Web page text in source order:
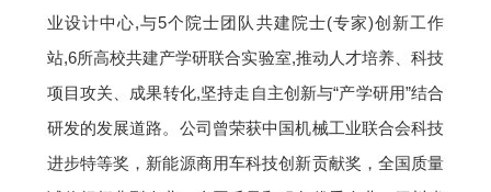
业设计中心,与5个院士团队共建院士(专家)创新工作
站,6所高校共建产学研联合实验室,推动人才培养、科技
项目攻关、成果转化,坚持走自主创新与“产学研用”结合
研发的发展道路。公司曾荣获中国机械工业联合会科技
进步特等奖，新能源商用车科技创新贡献奖，全国质量